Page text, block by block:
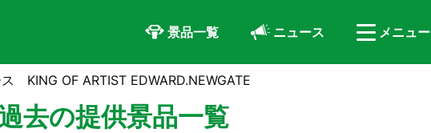
景品一覧 ニュース メニュー
KING OF ARTIST EDWARD.NEWGATE
去の提供景品一覧